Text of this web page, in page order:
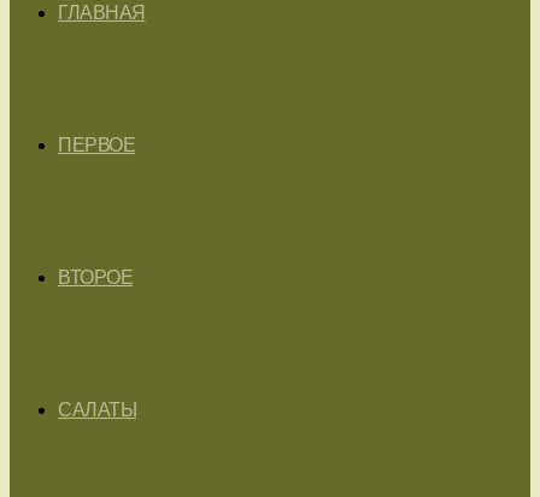
ГЛАВНАЯ
ПЕРВОЕ
ВТОРОЕ
САЛАТЫ